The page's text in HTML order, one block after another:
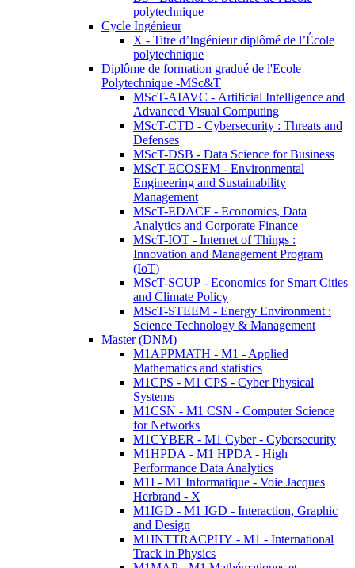
polytechnique
Cycle Ingénieur
X - Titre d’Ingénieur diplômé de l’École
polytechnique
Diplôme de formation gradué de l'Ecole
Polytechnique -MSc&T
MScT-AIAVC - Artificial Intelligence and
Advanced Visual Computing
MScT-CTD - Cybersecurity : Threats and
Defenses
MScT-DSB - Data Science for Business
MScT-ECOSEM - Environmental
Engineering and Sustainability
Management
MScT-EDACF - Economics, Data
Analytics and Corporate Finance
MScT-IOT - Internet of Things :
Innovation and Management Program
(IoT)
MScT-SCUP - Economics for Smart Cities
and Climate Policy
MScT-STEEM - Energy Environment :
Science Technology & Management
Master (DNM)
M1APPMATH - M1 - Applied
Mathematics and statistics
M1CPS - M1 CPS - Cyber Physical
Systems
M1CSN - M1 CSN - Computer Science
for Networks
M1CYBER - M1 Cyber - Cybersecurity
M1HPDA - M1 HPDA - High
Performance Data Analytics
M1I - M1 Informatique - Voie Jacques
Herbrand - X
M1IGD - M1 IGD - Interaction, Graphic
and Design
M1INTTRACPHY - M1 - International
Track in Physics